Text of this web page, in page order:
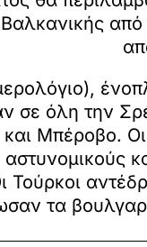
Βαλκανικής
σε όλη την
Μπέροβο.
Τούρκοι
τα